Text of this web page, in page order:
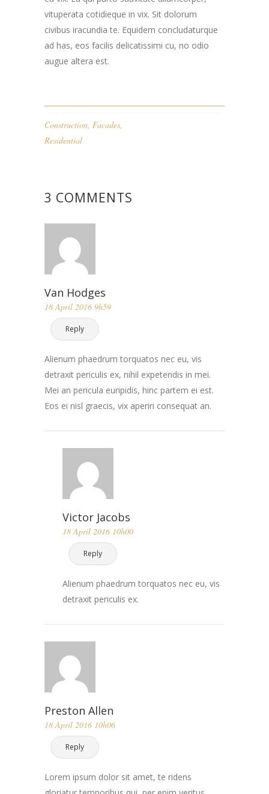
vituperata cotidieque in vix. Sit dolorum
civibus iracundia te. Equidem concludaturque
ad has, eos facilis delicatissimi cu, no odio
augue altera est.
Construction, Facades,
Residential
3 COMMENTS
Van Hodges
18 April 2016 9h59
Reply
Alienum phaedrum torquatos nec eu, vis
detraxit periculis ex, nihil expetendis in mei.
Mei an pericula euripidis, hinc partem ei est.
Eos ei nisl graecis, vix aperiri consequat an.
Victor Jacobs
18 April 2016 10h00
Reply
Alienum phaedrum torquatos nec eu, vis
detraxit periculis ex.
Preston Allen
18 April 2016 10h06
Reply
Lorem ipsum dolor sit amet, te ridens